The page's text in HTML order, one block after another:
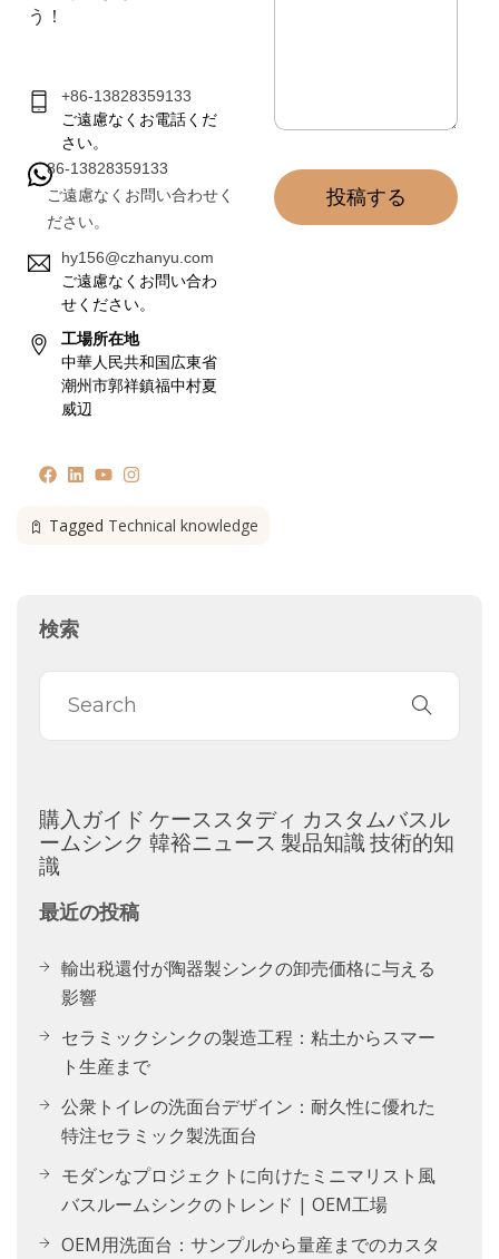
う！
+86-13828359133
ご遠慮なくお電話くだ
さい。
86-13828359133
ご遠慮なくお問い合わせく
ださい。
hy156@czhanyu.com
ご遠慮なくお問い合わ
せください。
工場所在地
中華人民共和国広東省
潮州市郭祥鎮福中村夏
威辺
投稿する
Tagged Technical knowledge
検索
購入ガイド ケーススタディ カスタムバスル
ームシンク 韓裕ニュース 製品知識 技術的知
識
最近の投稿
輸出税還付が陶器製シンクの卸売価格に与える
影響
セラミックシンクの製造工程：粘土からスマー
ト生産まで
公衆トイレの洗面台デザイン：耐久性に優れた
特注セラミック製洗面台
モダンなプロジェクトに向けたミニマリスト風
バスルームシンクのトレンド | OEM工場
OEM用洗面台：サンプルから量産までのカスタ